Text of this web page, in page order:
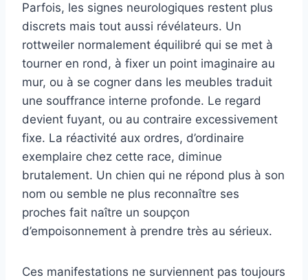
Parfois, les signes neurologiques restent plus
discrets mais tout aussi révélateurs. Un
rottweiler normalement équilibré qui se met à
tourner en rond, à fixer un point imaginaire au
mur, ou à se cogner dans les meubles traduit
une souffrance interne profonde. Le regard
devient fuyant, ou au contraire excessivement
fixe. La réactivité aux ordres, d’ordinaire
exemplaire chez cette race, diminue
brutalement. Un chien qui ne répond plus à son
nom ou semble ne plus reconnaître ses
proches fait naître un soupçon
d’empoisonnement à prendre très au sérieux.
Ces manifestations ne surviennent pas toujours